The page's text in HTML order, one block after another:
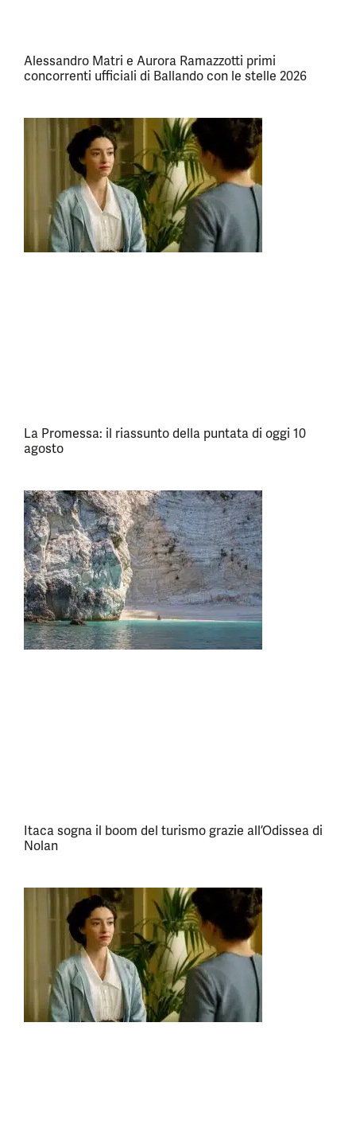
Alessandro Matri e Aurora Ramazzotti primi
concorrenti ufficiali di Ballando con le stelle 2026
La Promessa: il riassunto della puntata di oggi 10
agosto
Itaca sogna il boom del turismo grazie all’Odissea di
Nolan